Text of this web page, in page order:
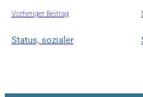
Vorheriger Beitrag
Status, sozialer